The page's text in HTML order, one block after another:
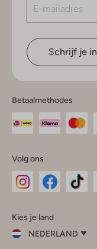
Schrijf je in
Betaalmethodes
Volg ons
InstagramFacebook
Kies je land
NEDERLAND